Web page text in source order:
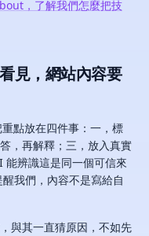
，了解我們怎麼把技
見，網站內容要
點放在四件事：一，標
，再解釋；三，放入真實
能辨識這是同一個可信來
我們，內容不是寫給自
與其一直猜原因，不如先